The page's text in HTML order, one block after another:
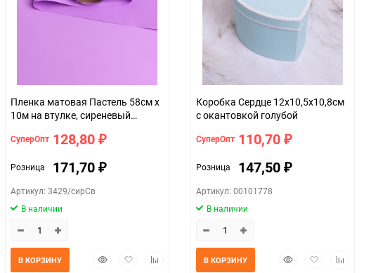
Пленка матовая Пастель 58см х
10м на втулке, сиреневый
СуперОпт 128,80 ₽
Розница 171,70 ₽
Артикул: 3429/сирСв
В наличии
БыстрыйДобавитьДобавить
В КОРЗИНУ
Коробка Сердце 12х10,5х10,8см
с окантовкой голубой
СуперОпт 110,70 ₽
Розница 147,50 ₽
Артикул: 00101778
В наличии
БыстрыйДобавитьДобавить
В КОРЗИНУ